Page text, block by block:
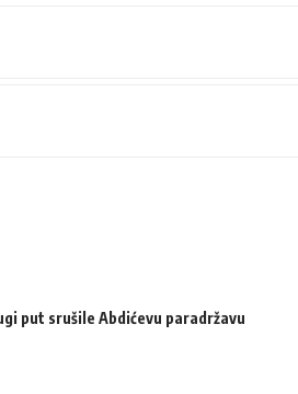
put srušile Abdićevu paradržavu